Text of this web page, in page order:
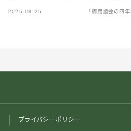
2025.08.25 「御用議会の四
プライバシーポリシー